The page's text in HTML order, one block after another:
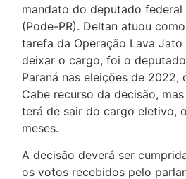
mandato do deputado federal
(Pode-PR). Deltan atuou
tarefa da Operação Lava
deixar o cargo, foi o
Paraná nas eleições de
Cabe recurso da decisão,
terá de sair do cargo eletivo,
meses.
A decisão deverá ser
os votos recebidos pelo